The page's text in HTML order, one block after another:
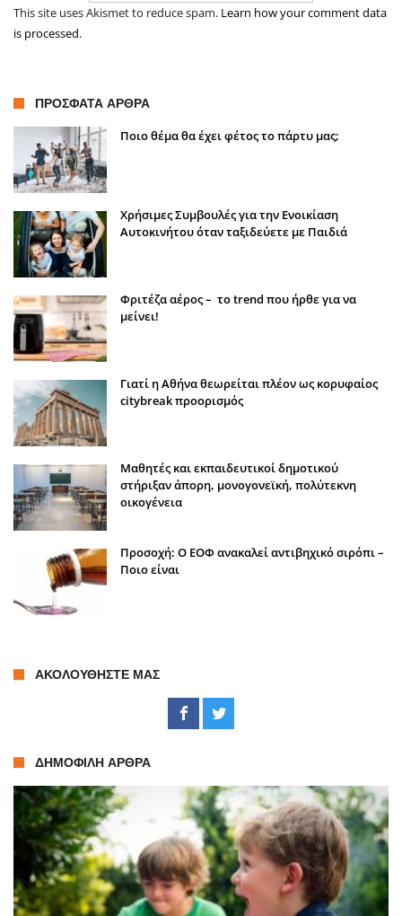
This site uses Akismet to reduce spam. Learn how your comment data
is processed.
ΠΡΌΣΦΑΤΑ ΆΡΘΡΑ
Ποιο θέμα θα έχει φέτος το πάρτυ μας;
Χρήσιμες Συμβουλές για την Ενοικίαση
Αυτοκινήτου όταν ταξιδεύετε με Παιδιά
Φριτέζα αέρος – το trend που ήρθε για να
μείνει!
Γιατί η Αθήνα θεωρείται πλέον ως κορυφαίος
citybreak προορισμός
Μαθητές και εκπαιδευτικοί δημοτικού
στήριξαν άπορη, μονογονεϊκή, πολύτεκνη
οικογένεια
Προσοχή: Ο ΕΟΦ ανακαλεί αντιβηχικό σιρόπι –
Ποιο είναι
ΑΚΟΛΟΥΘΉΣΤΕ ΜΑΣ
ΔΗΜΟΦΙΛΉ ΆΡΘΡΑ